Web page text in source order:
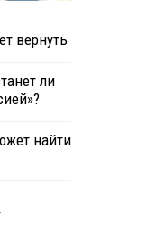
вернуть
ли
найти